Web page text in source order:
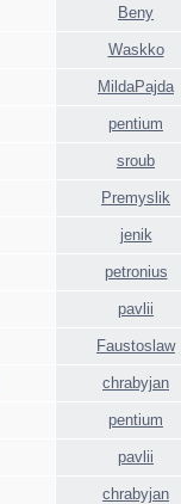
Beny
Waskko
MildaPajda
pentium
sroub
Premyslik
jenik
petronius
pavlii
Faustoslaw
chrabyjan
pentium
pavlii
chrabyjan